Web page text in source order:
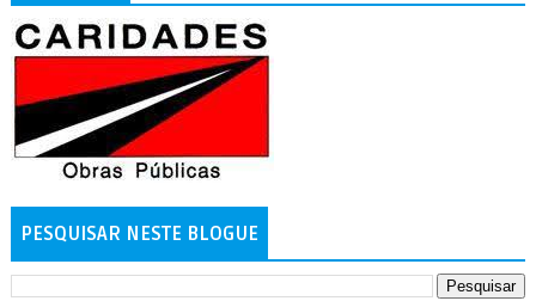
PESQUISAR NESTE BLOGUE